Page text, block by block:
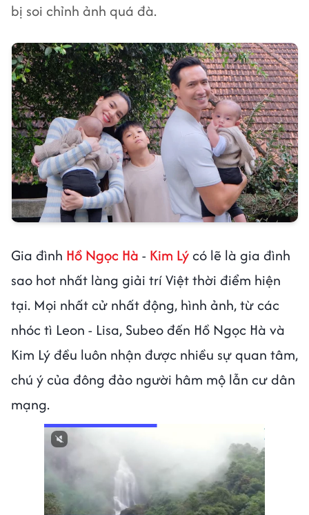
bị soi chỉnh ảnh quá đà.
Gia đình Hồ Ngọc Hà - Kim Lýcó lẽ là gia đình
sao hot nhất làng giải trí Việt thời điểm hiện
tại. Mọi nhất cử nhất động, hình ảnh, từ các
nhóc tì Leon - Lisa, Subeo đến Hồ Ngọc Hà và
Kim Lý đều luôn nhận được nhiều sự quan tâm,
chú ý của đông đảo người hâm mộ lẫn cư dân
mạng.